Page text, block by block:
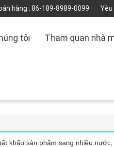
hàng : 86-189-8989-0099 Yêu
tôi Tham quan nhà
khẩu sản phẩm sang nhiều